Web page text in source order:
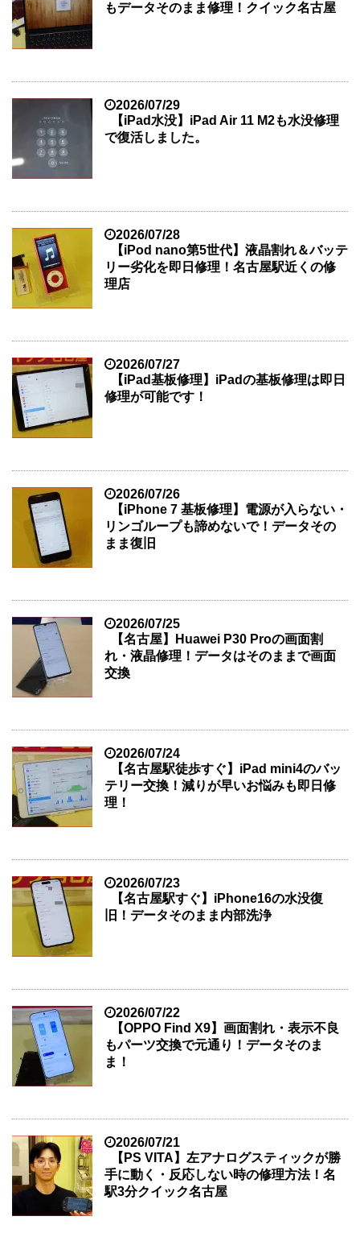
もデータそのまま修理！クイック名古屋
2026/07/29
【iPad水没】iPad Air 11 M2も水没修理
で復活しました。
2026/07/28
【iPod nano第5世代】液晶割れ＆バッテ
リー劣化を即日修理！名古屋駅近くの修
理店
2026/07/27
【iPad基板修理】iPadの基板修理は即日
修理が可能です！
2026/07/26
【iPhone 7 基板修理】電源が入らない・
リンゴループも諦めないで！データその
まま復旧
2026/07/25
【名古屋】Huawei P30 Proの画面割
れ・液晶修理！データはそのままで画面
交換
2026/07/24
【名古屋駅徒歩すぐ】iPad mini4のバッ
テリー交換！減りが早いお悩みも即日修
理！
2026/07/23
【名古屋駅すぐ】iPhone16の水没復
旧！データそのまま内部洗浄
2026/07/22
【OPPO Find X9】画面割れ・表示不良
もパーツ交換で元通り！データそのま
ま！
2026/07/21
【PS VITA】左アナログスティックが勝
手に動く・反応しない時の修理方法！名
駅3分クイック名古屋